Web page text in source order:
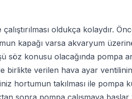
oldukça kolaydır.
kapağı varsa akvaryum
söz konusu olacağında pompa
birlikte verilen hava ayar
hortumun takılması ile pompa
sonra pompa çalışmaya